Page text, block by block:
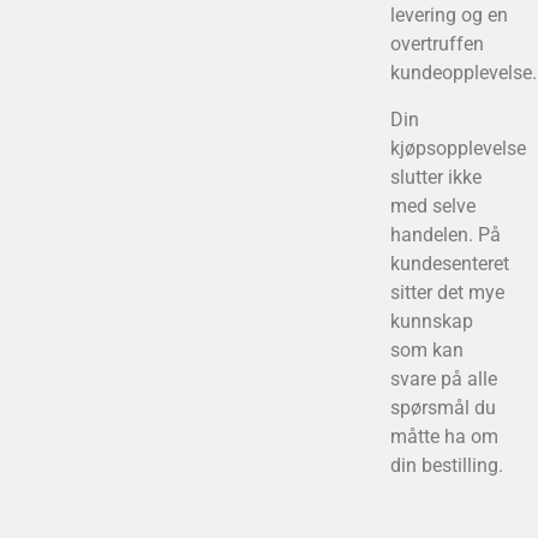
levering og en
overtruffen
kundeopplevelse.
Din
kjøpsopplevelse
slutter ikke
med selve
handelen. På
kundesenteret
sitter det mye
kunnskap
som kan
svare på alle
spørsmål du
måtte ha om
din bestilling.